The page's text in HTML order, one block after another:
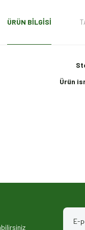
ÜRÜN BILGISI
Ürün